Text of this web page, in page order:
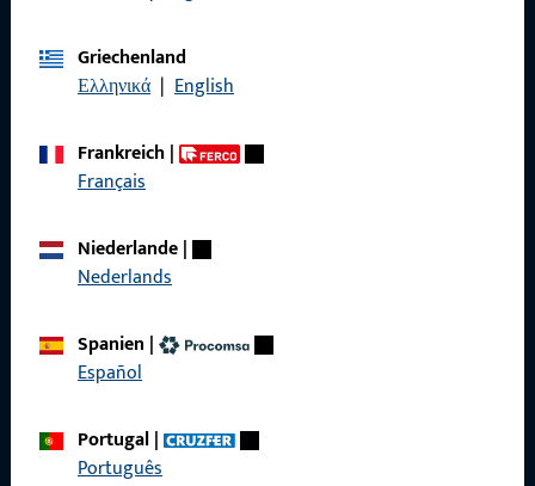
Griechenland
Ελληνικά | English
Frankreich|
Français
Niederlande|
Nederlands
Spanien |
Español
Portugal|
Português
Datenschutz
Schnelleinstieg
Über Uns